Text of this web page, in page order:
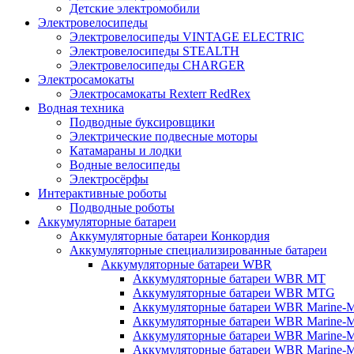
Детские электромобили
Электровелосипеды
Электровелосипеды VINTAGE ELECTRIC
Электровелосипеды STEALTH
Электровелосипеды CHARGER
Электросамокаты
Электросамокаты Rexterr RedRex
Водная техника
Подводные буксировщики
Электрические подвесные моторы
Катамараны и лодки
Водные велосипеды
Электросёрфы
Интерактивные роботы
Подводные роботы
Аккумуляторные батареи
Аккумуляторные батареи Конкордия
Аккумуляторные специализированные батареи
Аккумуляторные батареи WBR
Аккумуляторные батареи WBR MT
Аккумуляторные батареи WBR MTG
Аккумуляторные батареи WBR Marine-
Аккумуляторные батареи WBR Marine-
Аккумуляторные батареи WBR Marine-
Аккумуляторные батареи WBR Marine-